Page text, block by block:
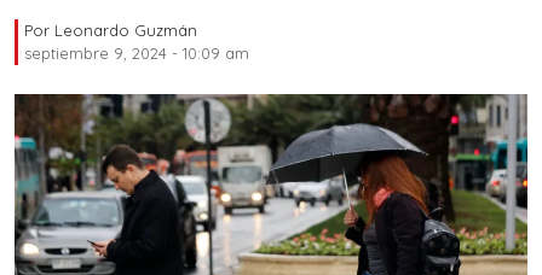
Por Leonardo Guzmán
septiembre 9, 2024 - 10:09 am